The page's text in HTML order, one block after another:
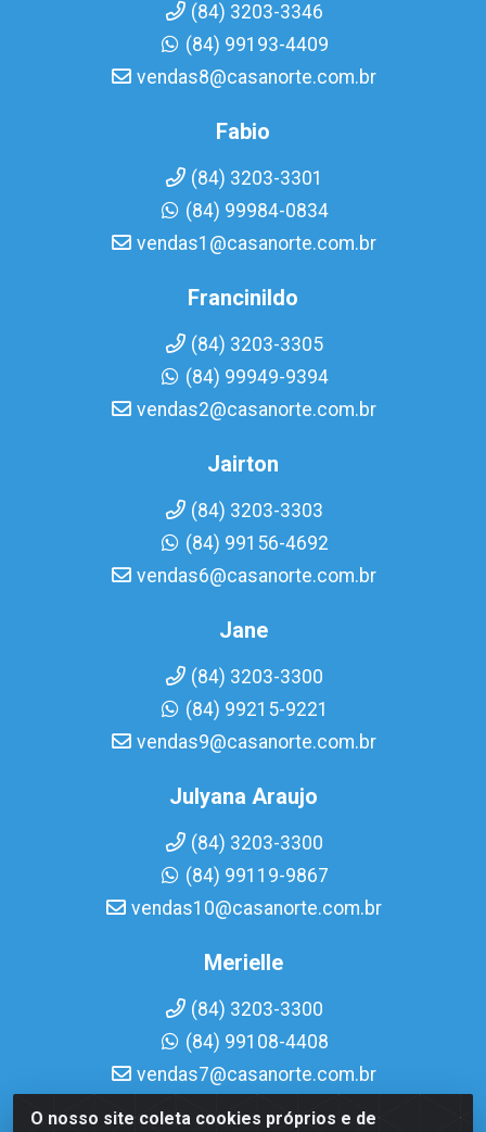
O nosso site coleta cookies próprios e de
(84) 3203-3346
(84) 99193-4409
vendas8@casanorte.com.br
Fabio
(84) 3203-3301
(84) 99984-0834
vendas1@casanorte.com.br
Francinildo
(84) 3203-3305
(84) 99949-9394
vendas2@casanorte.com.br
Jairton
(84) 3203-3303
(84) 99156-4692
vendas6@casanorte.com.br
Jane
(84) 3203-3300
(84) 99215-9221
vendas9@casanorte.com.br
Julyana Araujo
(84) 3203-3300
(84) 99119-9867
vendas10@casanorte.com.br
Merielle
(84) 3203-3300
(84) 99108-4408
vendas7@casanorte.com.br